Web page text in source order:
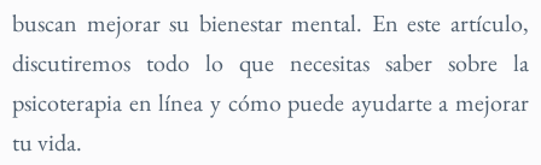
buscan mejorar su bienestar mental. En este artículo,
discutiremos todo lo que necesitas saber sobre la
psicoterapia en línea y cómo puede ayudarte a mejorar
tu vida.